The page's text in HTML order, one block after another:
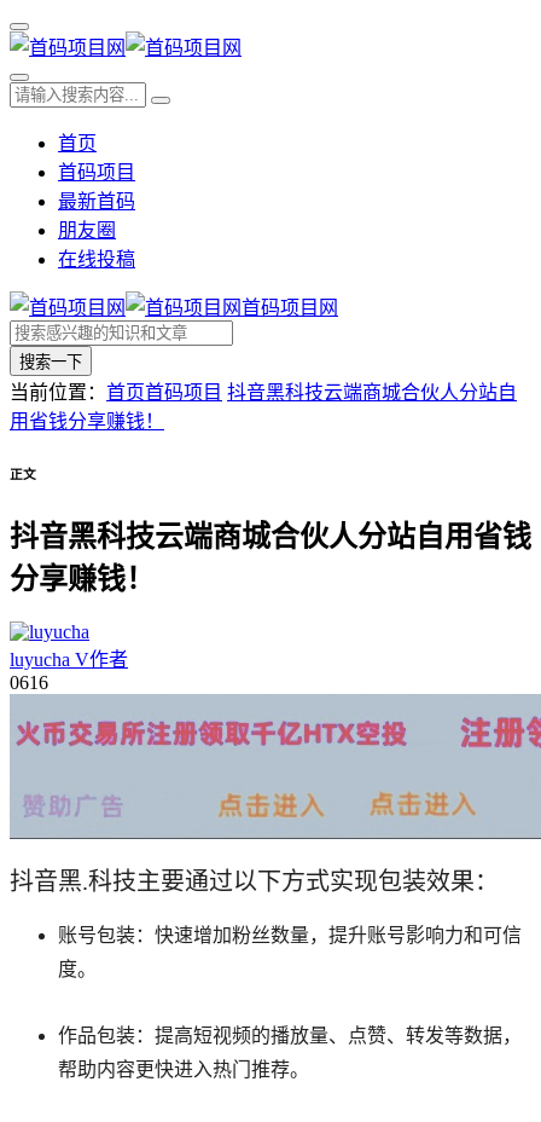
首页
首码项目
最新首码
朋友圈
在线投稿
首码项目网
搜索一下
当前位置： 首页首码项目 抖音黑科技云端商城合伙人分站自
用省钱分享赚钱！
正文
抖音黑科技云端商城合伙人分站自用省钱
分享赚钱！
luyucha V作者
0616
抖音黑.科技主要通过以下方式实现包装效果：
‌账号包装‌：快速增加粉丝数量，提升账号影响力和可信
度。
‌作品包装‌：提高短视频的播放量、点赞、转发等数据，
帮助内容更快进入热门推荐。